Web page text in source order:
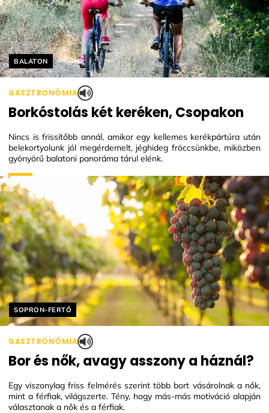
Helyszín címkék:
BALATON
GASZTRONÓMIA
Borkóstolás két keréken, Csopakon
Nincs is frissítőbb annál, amikor egy kellemes kerékpártúra után
belekortyolunk jól megérdemelt, jéghideg fröccsünkbe, miközben
gyönyörű balatoni panoráma tárul elénk.
Helyszín címkék:
SOPRON-FERTŐ
GASZTRONÓMIA
Bor és nők, avagy asszony a háznál?
Egy viszonylag friss felmérés szerint több bort vásárolnak a nők,
mint a férfiak, világszerte. Tény, hogy más-más motiváció alapján
választanak a nők és a férfiak.